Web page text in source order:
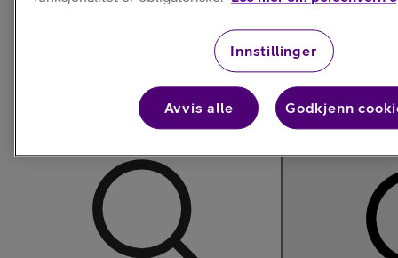
Les mer
Sjekk levering til ditt område
Innstillinger
Avvis alle Godkjenn